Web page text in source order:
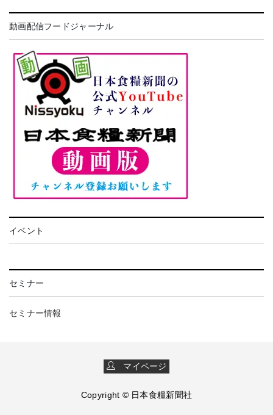
動画配信フードジャーナル
イベント
セミナー
セミナー情報
マイページ
Copyright © 日本食糧新聞社